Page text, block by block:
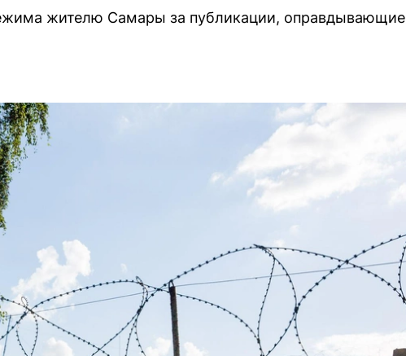
жителю Самары за публикации, оправдывающие